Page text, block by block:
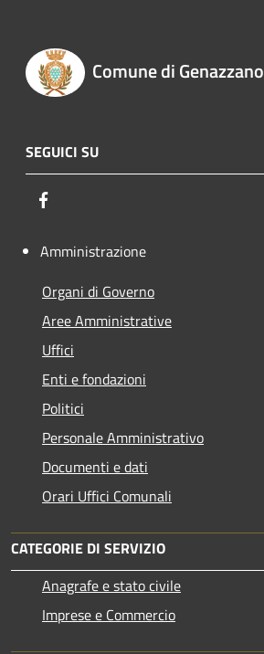
Comune di Genazzano
SEGUICI SU
Amministrazione
Organi di Governo
Aree Amministrative
Uffici
Enti e fondazioni
Politici
Personale Amministrativo
Documenti e dati
Orari Uffici Comunali
CATEGORIE DI SERVIZIO
Anagrafe e stato civile
Imprese e Commercio